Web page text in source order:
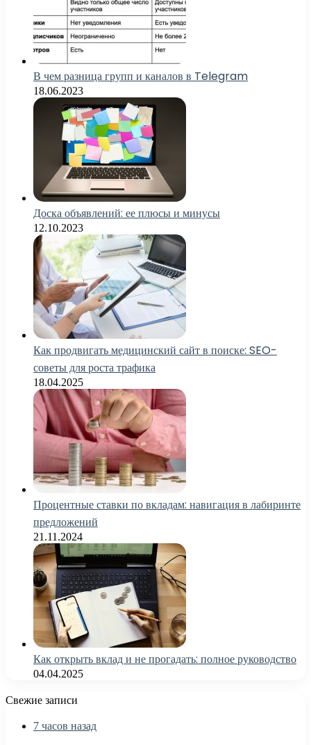
В чем разница групп и каналов в Telegram
18.06.2023
Доска объявлений: ее плюсы и минусы
12.10.2023
Как продвигать медицинский сайт в поиске: SEO-
советы для роста трафика
18.04.2025
Процентные ставки по вкладам: навигация в лабиринте
предложений
21.11.2024
Как открыть вклад и не прогадать: полное руководство
04.04.2025
Свежие записи
7 часов назад